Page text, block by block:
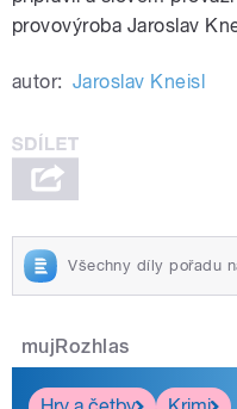
provovýroba Jaroslav
autor: Jaroslav Kneisl
Všechny díly pořadu
mujRozhlas